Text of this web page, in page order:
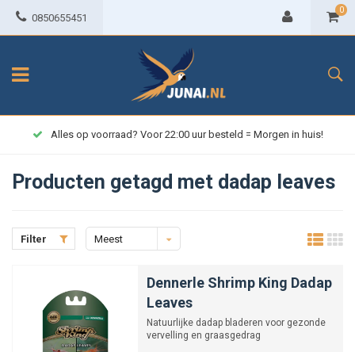
0850655451
0
Alles op voorraad? Voor 22:00 uur besteld = Morgen in huis!
Producten getagd met dadap leaves
Filter
Meest
Dennerle Shrimp King Dadap
Leaves
Natuurlijke dadap bladeren voor gezonde
vervelling en graasgedrag